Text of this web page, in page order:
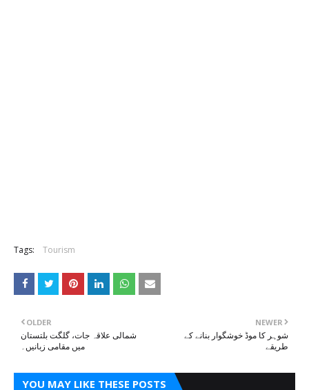
Tags: Tourism
NEWER
شوہر کا موڈ خوشگوار بنانے کے
طریقے
OLDER
شمالی علاقہ جات، گلگت بلتستان
میں مقامی زبانیں۔
YOU MAY LIKE THESE POSTS